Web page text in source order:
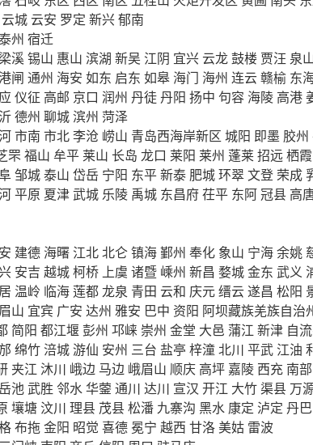
云城 云安 罗定 新兴郁南
州 宿迁
梁溪锡山 惠山 滨湖 新吴 江阴 宜兴 云龙鼓楼 贾汪 泉
闸 通州 海安 如东 启东 如皋 海门 海州 连云赣榆 东
仪征 高邮 京口 润州 丹徒丹阳 扬中 句容 海陵 高港
德州 聊城滨州 菏泽
市南 市北李沧 崂山 青岛西海岸新区 城阳 即墨 胶州
罘福山 牟平 莱山 长岛 龙口 莱阳 莱州 蓬莱招远 栖霞
邹城泰山 岱岳 宁阳 东平新泰 肥城环翠文登 荣成
平原 夏津武城 乐陵 禹城 东昌府茌平 东阿冠县 高
建德 海曙 江北北仑镇海鄞州 奉化 象山 宁海余姚
安吉 越城柯桥 上虞 诸暨 嵊州 新昌 婺城金东 武义
温岭 临海莲都龙泉 青田 云和 庆元缙云遂昌 松阳
眉山 宜宾 广安 达州 雅安 巴中 资阳 阿坝藏族羌族自治
简阳 都江堰彭州 邛崃 崇州 金堂 大邑 蒲江 新津 自
绵竹 涪城游仙 安州 三台 盐亭 梓潼北川 平武 江油
夹江 沐川 峨边 马边 峨眉山 顺庆 高坪 嘉陵 西充 南部
池武胜 邻水华蓥 通川 达川 宣汉 开江 大竹 渠县 万
壤塘 汶川 理县 茂县松潘 九寨沟 黑水 康定 泸定 丹巴
布拖金阳 昭觉 喜德 冕宁 越西 甘洛 美姑 雷波